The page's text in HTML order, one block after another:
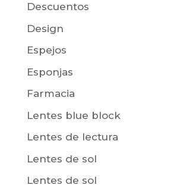
Descuentos
Design
Espejos
Esponjas
Farmacia
Lentes blue block
Lentes de lectura
Lentes de sol
Lentes de sol